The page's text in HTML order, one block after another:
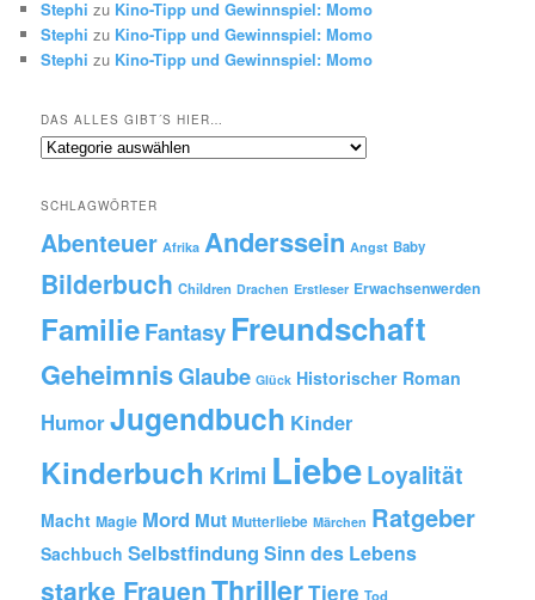
Stephi zu Kino-Tipp und Gewinnspiel: Momo
Stephi zu Kino-Tipp und Gewinnspiel: Momo
Stephi zu Kino-Tipp und Gewinnspiel: Momo
DAS ALLES GIBT´S HIER…
Das
´s
hier…
SCHLAGWÖRTER
Abenteuer Afrika Anderssein Angst Baby
Bilderbuch Children Drachen Erstleser Erwachsenwerden
FamilieFantasy Freundschaft
GeheimnisGlaube Glück Historischer Roman
HumorJugendbuch Kinder
Kinderbuch Krimi LiebeLoyalität
Macht Magie Mord Mut Mutterliebe Märchen Ratgeber
Sachbuch Selbstfindung Sinn des Lebens
starke FrauenThrillerTiere Tod